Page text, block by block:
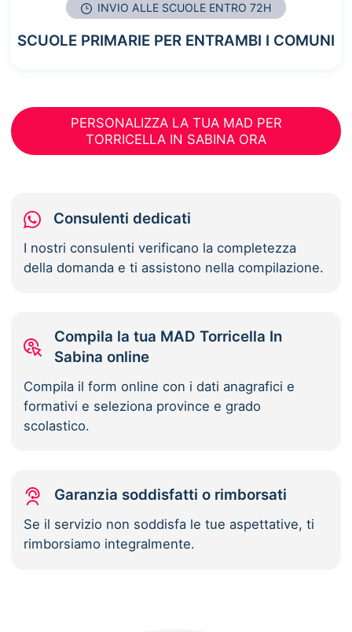
INVIO ALLE SCUOLE ENTRO 72H
SCUOLE PRIMARIE PER ENTRAMBI I COMUNI
PERSONALIZZA LA TUA MAD PER
TORRICELLA IN SABINA ORA
Consulenti dedicati
I nostri consulenti verificano la completezza
della domanda e ti assistono nella compilazione.
Compila la tua MAD Torricella In
Sabina online
Compila il form online con i dati anagrafici e
formativi e seleziona province e grado
scolastico.
Garanzia soddisfatti o rimborsati
Se il servizio non soddisfa le tue aspettative, ti
rimborsiamo integralmente.